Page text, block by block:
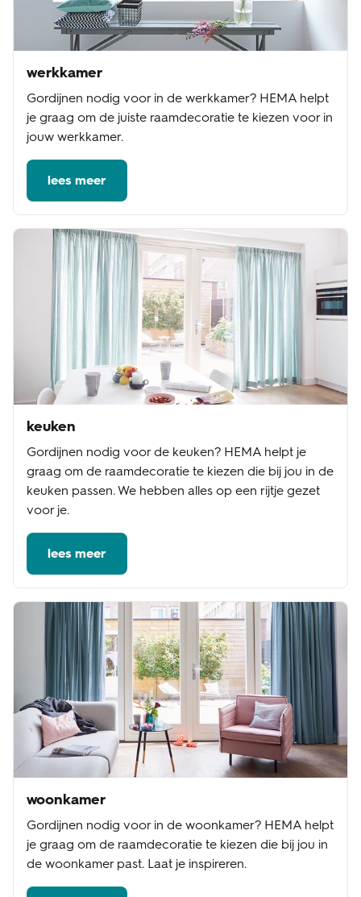
werkkamer
Gordijnen nodig voor in de werkkamer? HEMA helpt
je graag om de juiste raamdecoratie te kiezen voor in
jouw werkkamer.
lees meer
keuken
Gordijnen nodig voor de keuken? HEMA helpt je
graag om de raamdecoratie te kiezen die bij jou in de
keuken passen. We hebben alles op een rijtje gezet
voor je.
lees meer
woonkamer
Gordijnen nodig voor in de woonkamer? HEMA helpt
je graag om de raamdecoratie te kiezen die bij jou in
de woonkamer past. Laat je inspireren.